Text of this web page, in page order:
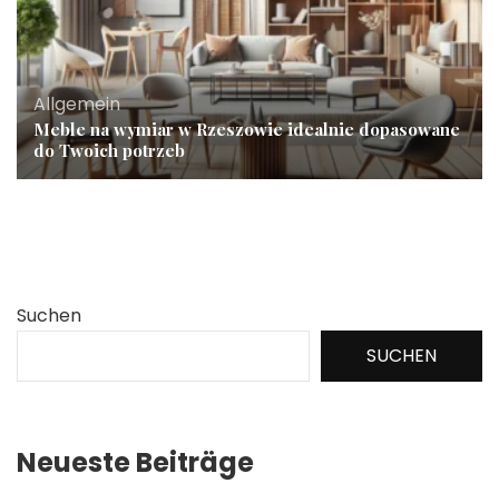
Allgemein
Meble na wymiar w Rzeszowie idealnie dopasowane
do Twoich potrzeb
Suchen
SUCHEN
Neueste Beiträge